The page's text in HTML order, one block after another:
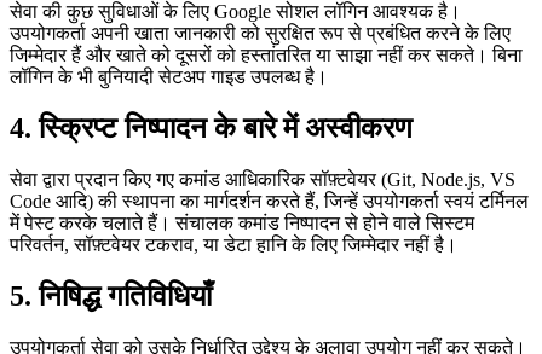
सेवा की कुछ सुविधाओं के लिए Google सोशल लॉगिन आवश्यक है।
उपयोगकर्ता अपनी खाता जानकारी को सुरक्षित रूप से प्रबंधित करने के लिए
जिम्मेदार हैं और खाते को दूसरों को हस्तांतरित या साझा नहीं कर सकते। बिना
लॉगिन के भी बुनियादी सेटअप गाइड उपलब्ध है।
4. स्क्रिप्ट निष्पादन के बारे में अस्वीकरण
सेवा द्वारा प्रदान किए गए कमांड आधिकारिक सॉफ़्टवेयर (Git, Node.js, VS
Code आदि) की स्थापना का मार्गदर्शन करते हैं, जिन्हें उपयोगकर्ता स्वयं टर्मिनल
में पेस्ट करके चलाते हैं। संचालक कमांड निष्पादन से होने वाले सिस्टम
परिवर्तन, सॉफ़्टवेयर टकराव, या डेटा हानि के लिए जिम्मेदार नहीं है।
5. निषिद्ध गतिविधियाँ
उपयोगकर्ता सेवा को उसके निर्धारित उद्देश्य के अलावा उपयोग नहीं कर सकते।